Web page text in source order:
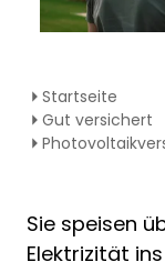
Startseite
Gut versichert
Sie speisen
Elektrizität